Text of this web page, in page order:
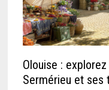
Olouise :
Sermérieu et ses